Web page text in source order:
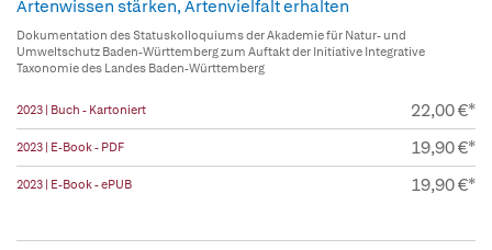
Artenwissen stärken, Artenvielfalt erhalten
Dokumentation des Statuskolloquiums der Akademie für Natur- und
Umweltschutz Baden-Württemberg zum Auftakt der Initiative Integrative
Taxonomie des Landes Baden-Württemberg
2023 | Buch - Kartoniert 22,00 €*
2023 | E-Book - PDF 19,90 €*
2023 | E-Book - ePUB 19,90 €*